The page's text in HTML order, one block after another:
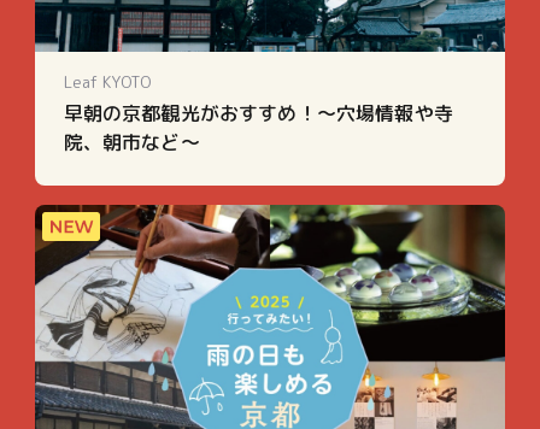
Leaf KYOTO
早朝の京都観光がおすすめ！〜穴場情報や寺
院、朝市など〜